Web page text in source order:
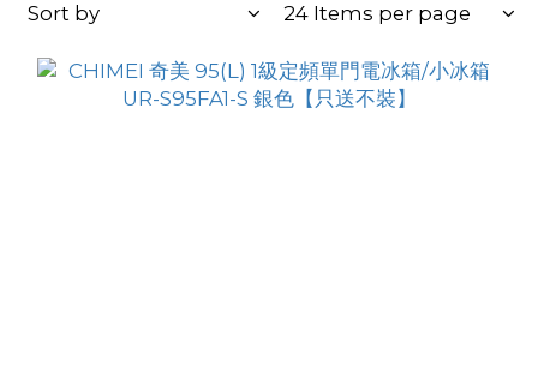
Sort by 24 Items per page